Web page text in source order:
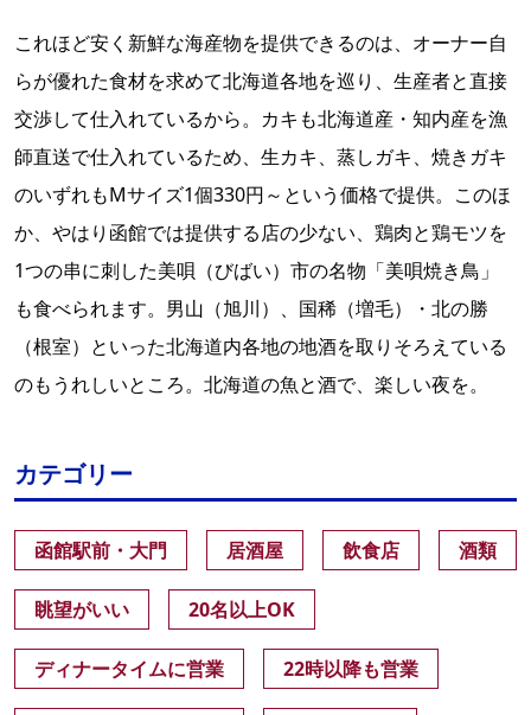
これほど安く新鮮な海産物を提供できるのは、オーナー自
らが優れた食材を求めて北海道各地を巡り、生産者と直接
交渉して仕入れているから。カキも北海道産・知内産を漁
師直送で仕入れているため、生カキ、蒸しガキ、焼きガキ
のいずれもMサイズ1個330円～という価格で提供。このほ
か、やはり函館では提供する店の少ない、鶏肉と鶏モツを
1つの串に刺した美唄（びばい）市の名物「美唄焼き鳥」
も食べられます。男山（旭川）、国稀（増毛）・北の勝
（根室）といった北海道内各地の地酒を取りそろえている
のもうれしいところ。北海道の魚と酒で、楽しい夜を。
カテゴリー
函館駅前・大門 居酒屋 飲食店 酒類
眺望がいい 20名以上OK
ディナータイムに営業 22時以降も営業